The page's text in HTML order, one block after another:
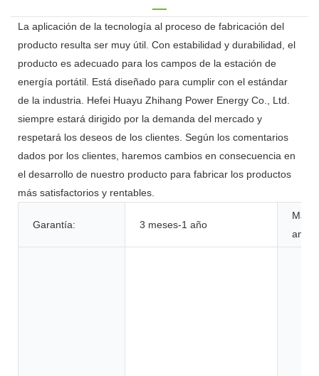
La aplicación de la tecnología al proceso de fabricación del
producto resulta ser muy útil. Con estabilidad y durabilidad, el
producto es adecuado para los campos de la estación de
energía portátil. Está diseñado para cumplir con el estándar
de la industria. Hefei Huayu Zhihang Power Energy Co., Ltd.
siempre estará dirigido por la demanda del mercado y
respetará los deseos de los clientes. Según los comentarios
dados por los clientes, haremos cambios en consecuencia en
el desarrollo de nuestro producto para fabricar los productos
más satisfactorios y rentables.
Garantía: 3 meses-1 año